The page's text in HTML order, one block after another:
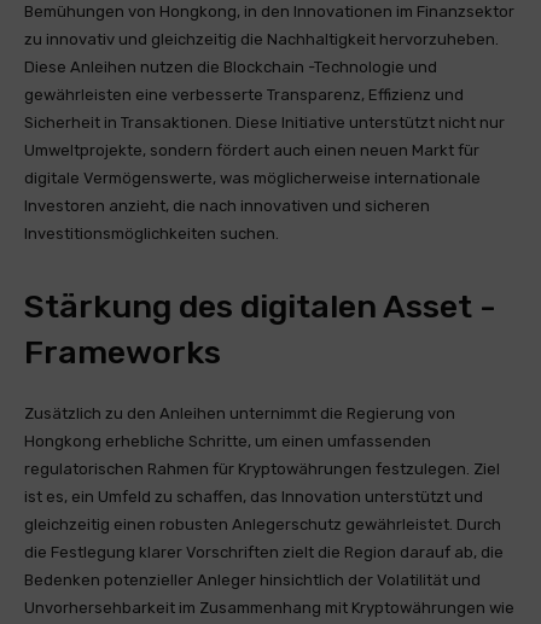
Bemühungen von Hongkong, in den Innovationen im Finanzsektor
zu innovativ und gleichzeitig die Nachhaltigkeit hervorzuheben.
Diese Anleihen nutzen die Blockchain -Technologie und
gewährleisten eine verbesserte Transparenz, Effizienz und
Sicherheit in Transaktionen. Diese Initiative unterstützt nicht nur
Umweltprojekte, sondern fördert auch einen neuen Markt für
digitale Vermögenswerte, was möglicherweise internationale
Investoren anzieht, die nach innovativen und sicheren
Investitionsmöglichkeiten suchen.
Stärkung des digitalen Asset -
Frameworks
Zusätzlich zu den Anleihen unternimmt die Regierung von
Hongkong erhebliche Schritte, um einen umfassenden
regulatorischen Rahmen für Kryptowährungen festzulegen. Ziel
ist es, ein Umfeld zu schaffen, das Innovation unterstützt und
gleichzeitig einen robusten Anlegerschutz gewährleistet. Durch
die Festlegung klarer Vorschriften zielt die Region darauf ab, die
Bedenken potenzieller Anleger hinsichtlich der Volatilität und
Unvorhersehbarkeit im Zusammenhang mit Kryptowährungen wie